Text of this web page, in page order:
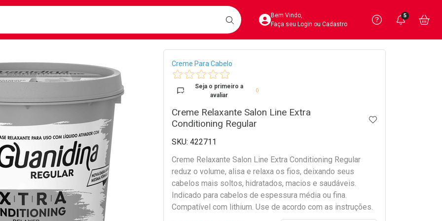
BUSCARAcesse sua Conta
Bem Vindo,
Faça seu Login ou Cadastro
Precisa
Ver Recursos
Você
5
Breadcrumb
Creme Para Cabelo
Seja o primeiro a
avaliar
0
Creme Relaxante Salon Line Extra
Conditioning Regular
ADICIONAR AOS
422711
Creme Relaxante Salon Line Extra Conditioning Regular
reduz o volume, alisa e relaxa os fios, deixando seus
cabelos mais soltos, hidratados, macios e saudáveis.
Indicado para cabelos de espessura média ou fina.
Compatível com lithium. Use de acordo com as instruções.